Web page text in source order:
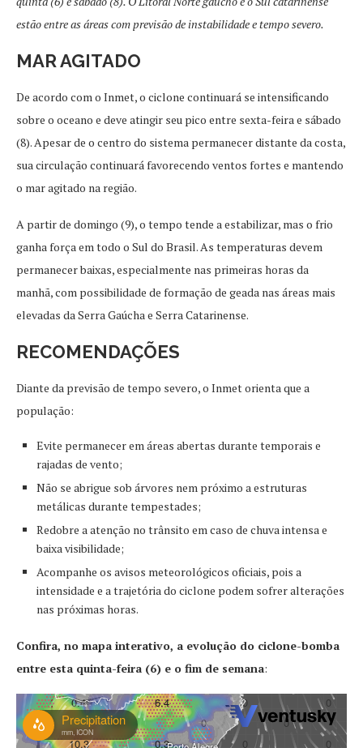
estão entre as áreas com previsão de instabilidade e tempo severo.
MAR AGITADO
De acordo com o Inmet, o ciclone continuará se intensificando
sobre o oceano e deve atingir seu pico entre sexta-feira e sábado
(8). Apesar de o centro do sistema permanecer distante da costa,
sua circulação continuará favorecendo ventos fortes e mantendo
o mar agitado na região.
A partir de domingo (9), o tempo tende a estabilizar, mas o frio
ganha força em todo o Sul do Brasil. As temperaturas devem
permanecer baixas, especialmente nas primeiras horas da
manhã, com possibilidade de formação de geada nas áreas mais
elevadas da Serra Gaúcha e Serra Catarinense.
RECOMENDAÇÕES
Diante da previsão de tempo severo, o Inmet orienta que a
população:
Evite permanecer em áreas abertas durante temporais e
rajadas de vento;
Não se abrigue sob árvores nem próximo a estruturas
metálicas durante tempestades;
Redobre a atenção no trânsito em caso de chuva intensa e
baixa visibilidade;
Acompanhe os avisos meteorológicos oficiais, pois a
intensidade e a trajetória do ciclone podem sofrer alterações
nas próximas horas.
Confira, no mapa interativo, a evolução do ciclone-bomba
entre esta quinta-feira (6) e o fim de semana: